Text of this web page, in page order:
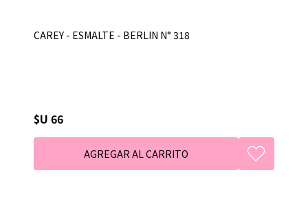
CAREY - ESMALTE - BERLIN N° 318
$U 66